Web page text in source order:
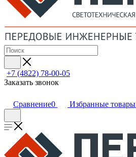
+7 (4822) 78-00-05
Заказать звонок
Сравнение0 Избранные товары